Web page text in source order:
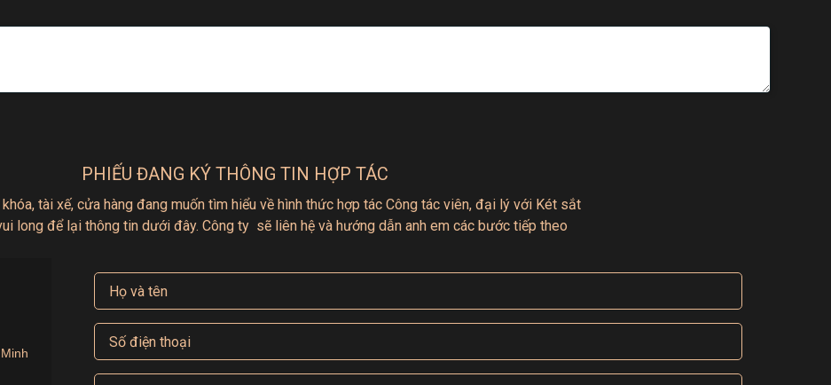
Rãi
sức hay các vật dụng quý giá khác.
(RAL 7021) , mang đến vẻ đẹp tinh tế và hiện đại. Với thiết kế
PHIẾU ĐANG KÝ THÔNG TIN HỢP TÁC
tài xế, cửa hàng đang muốn tìm hiểu về hình thức hợp tác Công tác viên, đại lý với Két sắt
long để lại thông tin dưới đây. Công ty sẽ liên hệ và hướng dẫn anh em các bước tiếp theo